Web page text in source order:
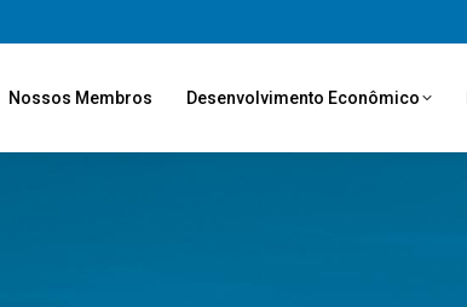
Nossos Membros Desenvolvimento Econômico